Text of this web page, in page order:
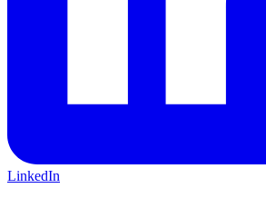
LinkedIn